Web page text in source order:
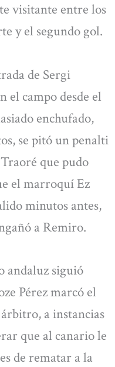
visitante entre los
y el segundo gol.
de Sergi
el campo desde el
enchufado,
se pitó un penalti
que pudo
el marroquí Ez
minutos antes,
a Remiro.
andaluz siguió
Pérez marcó el
a instancias
que al canario le
de rematar a la